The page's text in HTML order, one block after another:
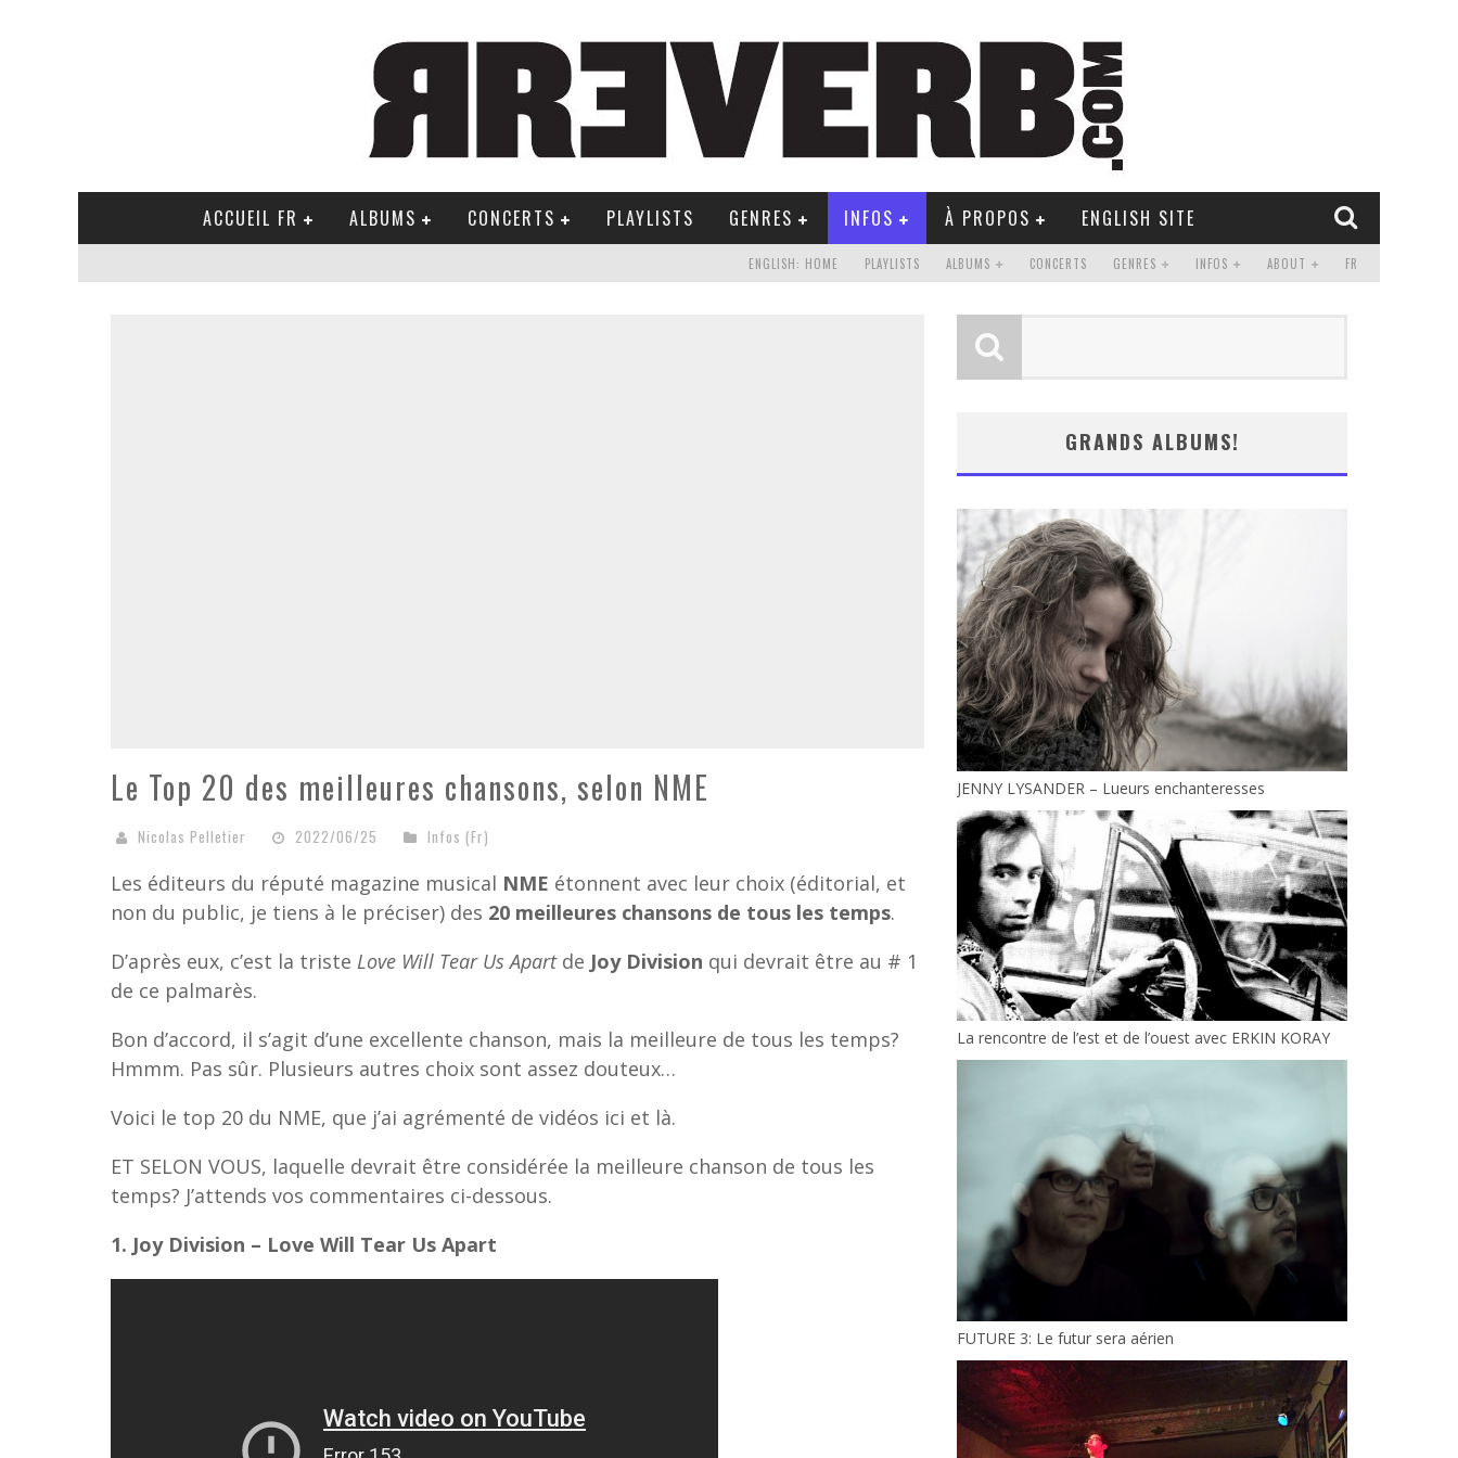
ACCUEIL FR ALBUMS CONCERTS PLAYLISTS GENRES INFOS À PROPOS ENGLISH SITE
ENGLISH: HOME PLAYLISTS ALBUMS CONCERTS GENRES INFOS ABOUT FR
Le Top 20 des meilleures chansons, selon NME
Nicolas Pelletier 2022/06/25 Infos (Fr)
Les éditeurs du réputé magazine musical NME étonnent avec leur choix (éditorial, et
non du public, je tiens à le préciser) des 20 meilleures chansons de tous les temps.
D’après eux, c’est la triste Love Will Tear Us Apartde Joy Division qui devrait être au # 1
de ce palmarès.
Bon d’accord, il s’agit d’une excellente chanson, mais la meilleure de tous les temps?
Hmmm. Pas sûr. Plusieurs autres choix sont assez douteux…
Voici le top 20 du NME, que j’ai agrémenté de vidéos ici et là.
ET SELON VOUS, laquelle devrait être considérée la meilleure chanson de tous les
temps? J’attends vos commentaires ci-dessous.
1. Joy Division – Love Will Tear Us Apart
GRANDS ALBUMS!
JENNY LYSANDER – Lueurs enchanteresses
La rencontre de l’est et de l’ouest avec ERKIN KORAY
FUTURE 3: Le futur sera aérien